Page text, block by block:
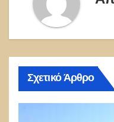
Σχετικό Άρθρο